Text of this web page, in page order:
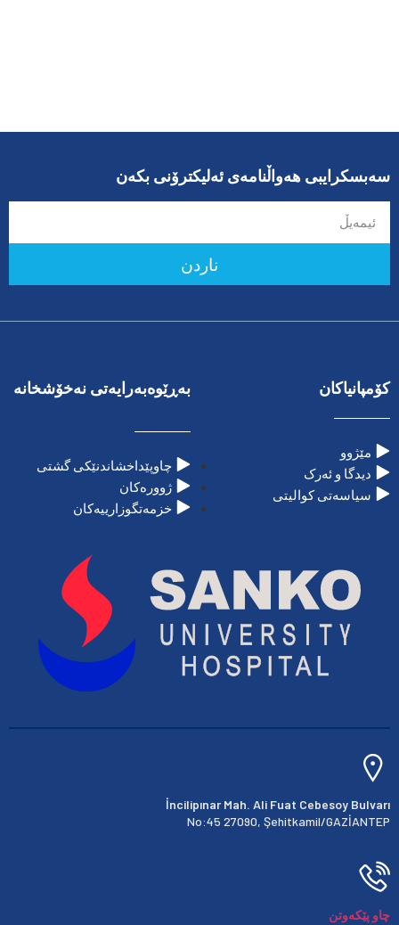
سەبسکرایبی هەواڵنامەی ئەلیکترۆنی بکەن
ناردن
کۆمپانیاکان
مێژوو
دیدگا و ئەرک
سیاسەتی کوالیتی
بەڕێوەبەرایەتی نەخۆشخانە
چاوپێداخشاندنێکی گشتی
ژوورەکان
خزمەتگوزارییەکان
İncilipınar Mah. Ali Fuat Cebesoy Bulvarı
No:45 27090, Şehitkamil/GAZİANTEP
چاو پێکەوتن